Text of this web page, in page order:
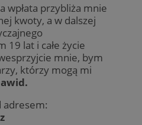
wpłata przybliża mnie
kwoty, a w dalszej
19 lat i całe życie
mnie, bym
którzy mogą mi
adresem: